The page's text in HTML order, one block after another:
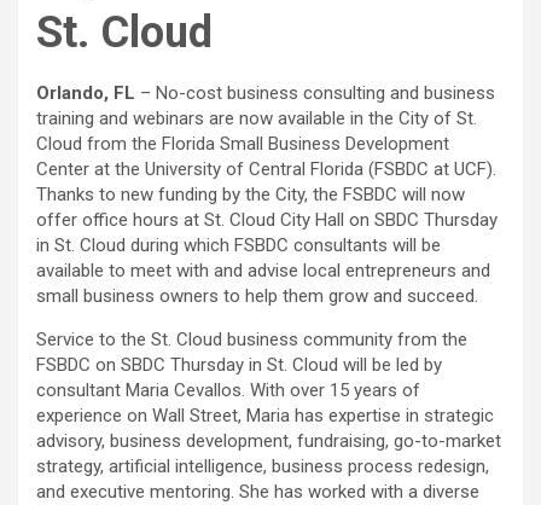
St. Cloud
Orlando, FL – No-cost business consulting and business
training and webinars are now available in the City of St.
Cloud from the Florida Small Business Development
Center at the University of Central Florida (FSBDC at UCF).
Thanks to new funding by the City, the FSBDC will now
offer office hours at St. Cloud City Hall on SBDC Thursday
in St. Cloud during which FSBDC consultants will be
available to meet with and advise local entrepreneurs and
small business owners to help them grow and succeed.
Service to the St. Cloud business community from the
FSBDC on SBDC Thursday in St. Cloud will be led by
consultant Maria Cevallos. With over 15 years of
experience on Wall Street, Maria has expertise in strategic
advisory, business development, fundraising, go-to-market
strategy, artificial intelligence, business process redesign,
and executive mentoring. She has worked with a diverse